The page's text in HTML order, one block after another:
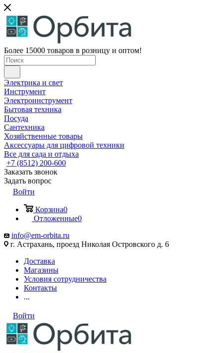
Более 15000 товаров в розницу и оптом!
Электрика и свет
Инструмент
Электроинструмент
Бытовая техника
Посуда
Сантехника
Хозяйственные товары
Аксессуары для цифровой техники
Все для сада и отдыха
+7 (8512) 200-600
Заказать звонок
Задать вопрос
Войти
Корзина0
Отложенные0
info@em-orbita.ru
г. Астрахань, проезд Николая Островского д. 6
Доставка
Магазины
Условия сотрудничества
Контакты
...
Войти